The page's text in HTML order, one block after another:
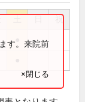
祝
す。来院前
×閉じる